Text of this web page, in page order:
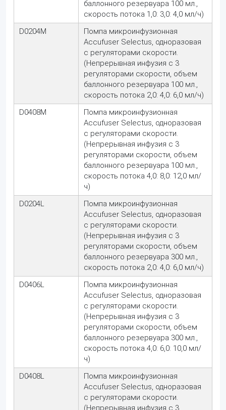
баллонного резервуара 100 мл.,
скорость потока 1,0: 3,0: 4,0 мл/ч)
D0204M
Помпа микроинфузионная
Accufuser Selectus, одноразовая
с регуляторами скорости.
(Непрерывная инфузия с 3
регуляторами скорости, объем
баллонного резервуара 100 мл.,
скорость потока 2,0: 4,0: 6,0 мл/ч)
D0408M
Помпа микроинфузионная
Accufuser Selectus, одноразовая
с регуляторами скорости.
(Непрерывная инфузия с 3
регуляторами скорости, объем
баллонного резервуара 100 мл.,
скорость потока 4,0: 8,0: 12,0 мл/
ч)
D0204L
Помпа микроинфузионная
Accufuser Selectus, одноразовая
с регуляторами скорости.
(Непрерывная инфузия с 3
регуляторами скорости, объем
баллонного резервуара 300 мл.,
скорость потока 2,0: 4,0: 6,0 мл/ч)
D0406L
Помпа микроинфузионная
Accufuser Selectus, одноразовая
с регуляторами скорости.
(Непрерывная инфузия с 3
регуляторами скорости, объем
баллонного резервуара 300 мл.,
скорость потока 4,0: 6,0: 10,0 мл/
ч)
D0408L
Помпа микроинфузионная
Accufuser Selectus, одноразовая
с регуляторами скорости.
(Непрерывная инфузия с 3